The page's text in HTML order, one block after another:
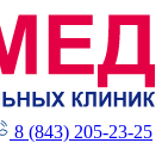
8 (843) 205-23-25